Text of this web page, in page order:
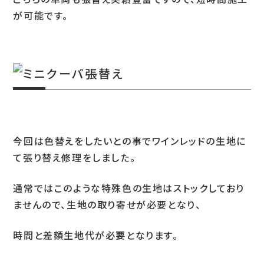
が可能です。
今回は色替えをしたいとの事でワインレッドの生地に
て張り替え修理をしました。
通常ではこのような特殊色の生地はストックしており
ませんので、生地の取り寄せが必要となり、
時間と差額生地代が必要となります。